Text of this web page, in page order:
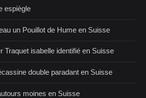
espiègle
un Pouillot de Hume en Suisse
Traquet isabelle identifié en Suisse
double paradant en Suisse
moines en Suisse